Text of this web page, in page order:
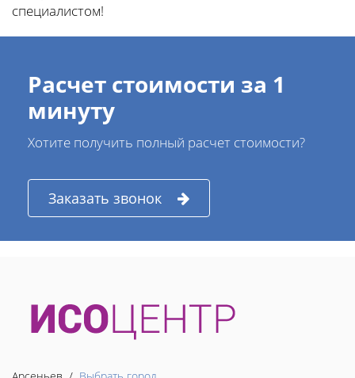
специалистом!
Расчет стоимости за 1
минуту
Хотите получить полный расчет стоимости?
Заказать звонок